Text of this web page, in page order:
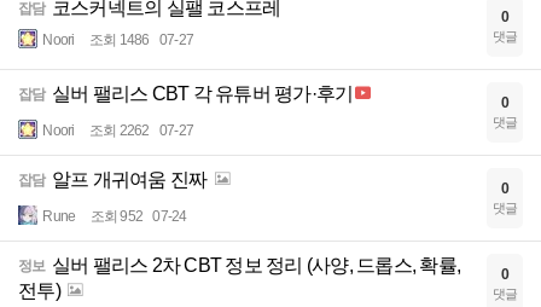
잡담 코스커넥트의 실팰 코스프레
Noori 조회 1486 07-27
0
댓글
잡담 실버 팰리스 CBT 각 유튜버 평가·후기
Noori 조회 2262 07-27
0
댓글
잡담 알프 개귀여움 진짜
Rune 조회 952 07-24
0
댓글
정보 실버 팰리스 2차 CBT 정보 정리 (사양, 드롭스, 확률,
전투)
0
댓글